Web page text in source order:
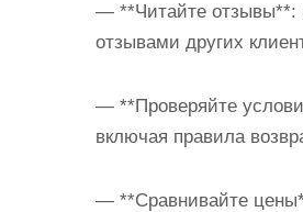
— **Читайте отзывы**:
отзывами других
— **Проверяйте
включая правила
— **Сравнивайте